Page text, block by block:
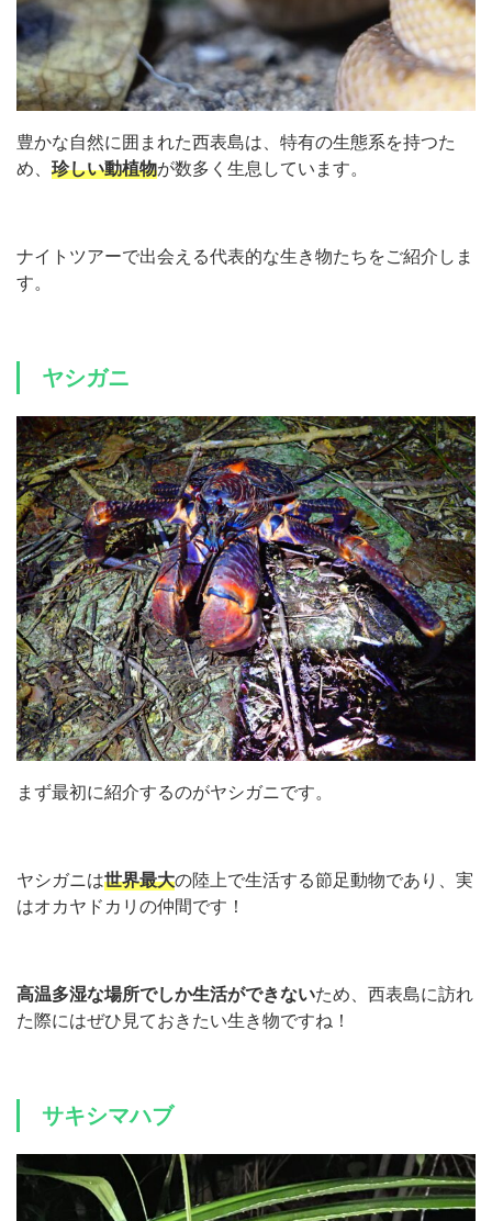
豊かな自然に囲まれた西表島は、特有の生態系を持つた
め、 珍しい動植物が数多く生息しています。
ナイトツアーで出会える代表的な生き物たちをご紹介しま
す。
ヤシガニ
まず最初に紹介するのがヤシガニです。
ヤシガニは世界最大の陸上で生活する節足動物であり、実
はオカヤドカリの仲間です！
高温多湿な場所でしか生活ができないため、西表島に訪れ
た際にはぜひ見ておきたい生き物ですね！
サキシマハブ